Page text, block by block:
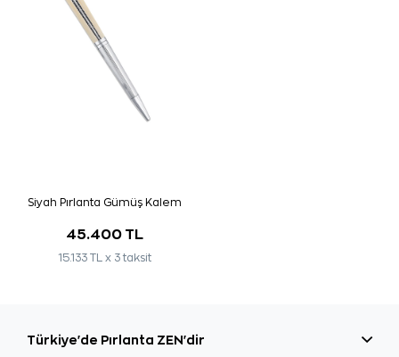
Siyah Pırlanta Gümüş Kalem
45.400 TL
15.133 TL x 3 taksit
Türkiye'de Pırlanta ZEN'dir